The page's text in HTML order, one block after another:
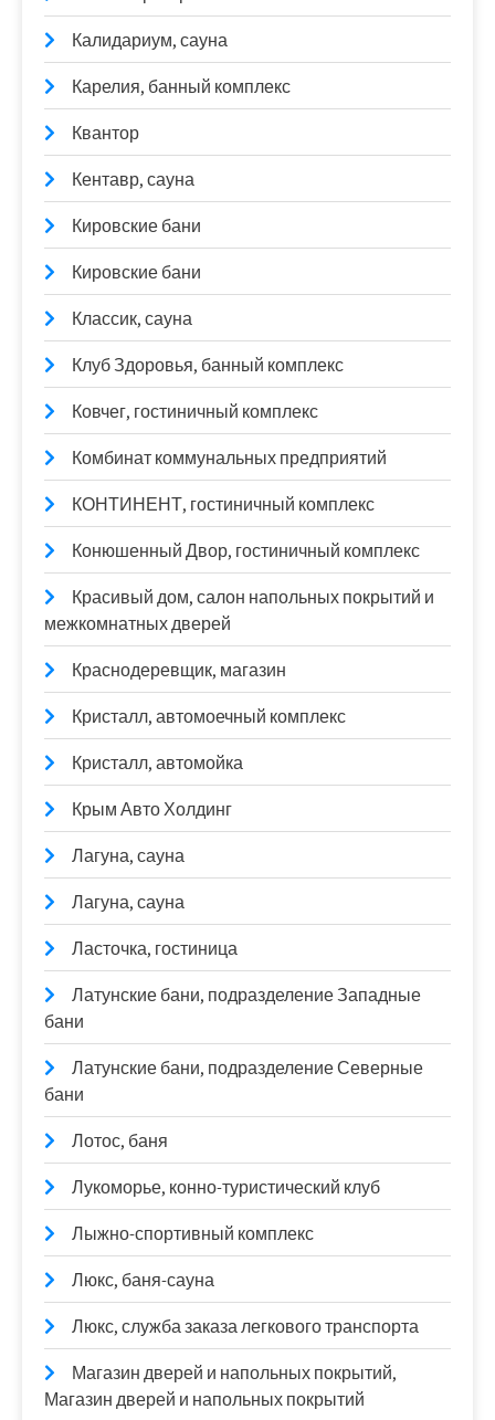
Калидариум, сауна
Карелия, банный комплекс
Квантор
Кентавр, сауна
Кировские бани
Кировские бани
Классик, сауна
Клуб Здоровья, банный комплекс
Ковчег, гостиничный комплекс
Комбинат коммунальных предприятий
КОНТИНЕНТ, гостиничный комплекс
Конюшенный Двор, гостиничный комплекс
Красивый дом, салон напольных покрытий и
межкомнатных дверей
Краснодеревщик, магазин
Кристалл, автомоечный комплекс
Кристалл, автомойка
Крым Авто Холдинг
Лагуна, сауна
Лагуна, сауна
Ласточка, гостиница
Латунские бани, подразделение Западные
бани
Латунские бани, подразделение Северные
бани
Лотос, баня
Лукоморье, конно-туристический клуб
Лыжно-спортивный комплекс
Люкс, баня-сауна
Люкс, служба заказа легкового транспорта
Магазин дверей и напольных покрытий,
Магазин дверей и напольных покрытий